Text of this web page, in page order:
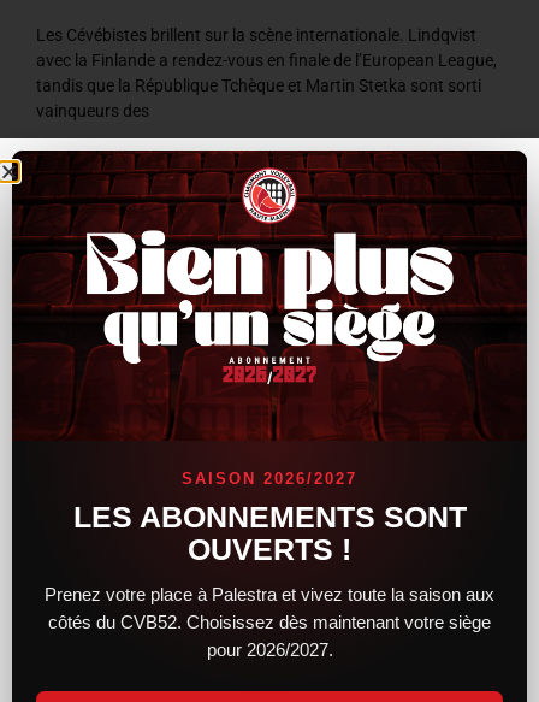
Les Cévébistes brillent sur la scène internationale. Lindqvist
avec la Finlande a rendez-vous en finale de l’European League,
tandis que la République Tchèque et Martin Stetka sont sorti
vainqueurs des
LIRE LA SUITE »
8 juillet 2026 9 h 59 min
ACTUALITÉS
SAISON 2026/2027
LES ABONNEMENTS SONT
OUVERTS !
Prenez votre place à Palestra et vivez toute la saison aux
côtés du CVB52. Choisissez dès maintenant votre siège
pour 2026/2027.